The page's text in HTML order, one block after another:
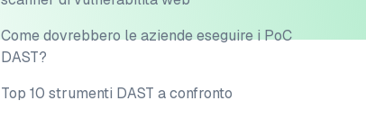
Come dovrebbero le aziende eseguire i PoC
DAST?
Top 10 strumenti DAST a confronto